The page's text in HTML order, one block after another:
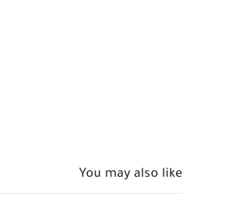
You may also like